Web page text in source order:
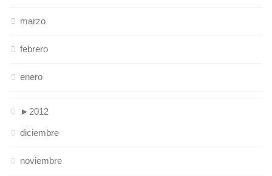
marzo
febrero
enero
► 2012
diciembre
noviembre